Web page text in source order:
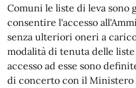
Comuni le liste di leva sono
consentire l'accesso
senza ulteriori oneri a
modalità di tenuta delle
accesso ad esse sono
di concerto con il